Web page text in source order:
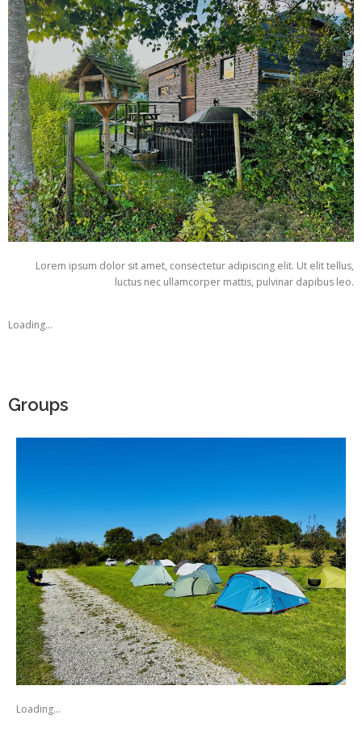
Lorem ipsum dolor sit amet, consectetur adipiscing elit. Ut elit tellus,
luctus nec ullamcorper mattis, pulvinar dapibus leo.
Loading...
Groups
Loading...